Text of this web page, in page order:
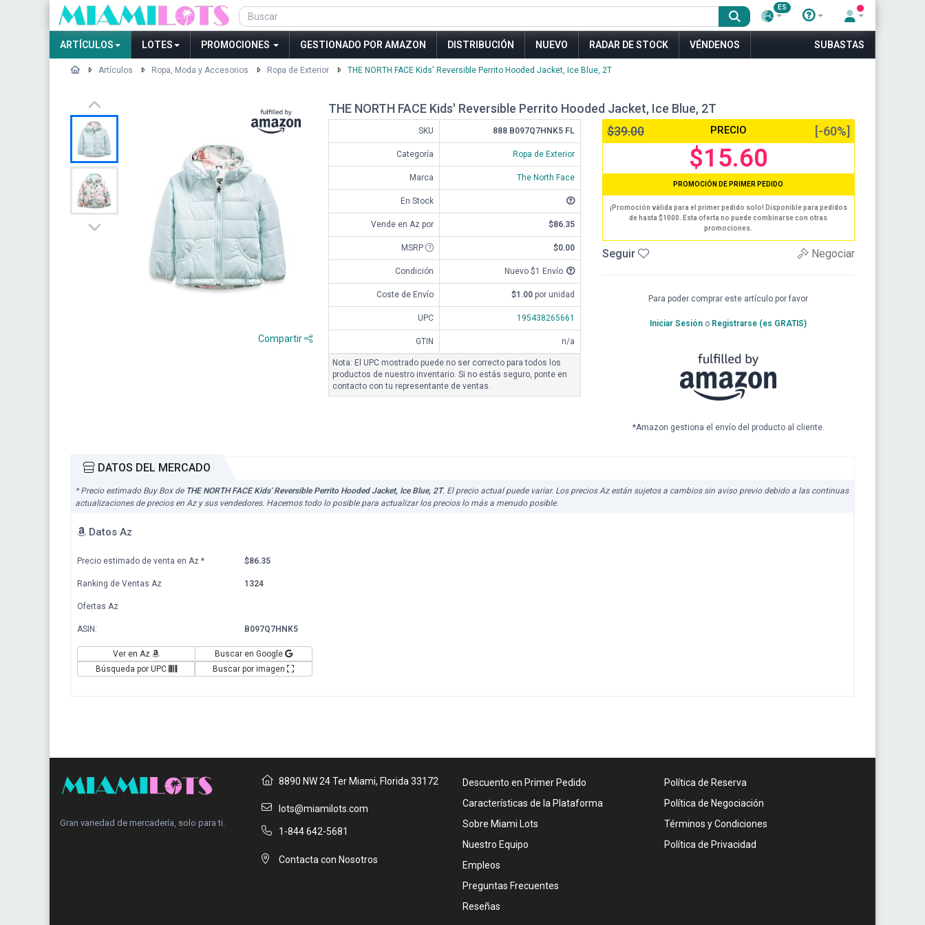
ES
ARTÍCULOS LOTES PROMOCIONES GESTIONADO POR AMAZON DISTRIBUCIÓN NUEVO RADAR DE STOCK VÉNDENOS SUBASTAS
Artículos Ropa, Moda y Accesorios Ropa de Exterior THE NORTH FACE Kids' Reversible Perrito Hooded Jacket, Ice Blue, 2T
Compartir
THE NORTH FACE Kids' Reversible Perrito Hooded Jacket, Ice Blue, 2T
SKU 888 B097Q7HNK5 FL
Categoría Ropa de Exterior
Marca The North Face
En Stock
Vende en Az por $86.35
MSRP $0.00
Condición Nuevo $1 Envío
Coste de Envío $1.00 por unidad
UPC 195438265661
GTIN n/a
Nota: El UPC mostrado puede no ser correcto para todos los
productos de nuestro inventario. Si no estás seguro, ponte en
contacto con tu representante de ventas.
$39.00 PRECIO [-60%]
$15.60
PROMOCIÓN DE PRIMER PEDIDO
¡Promoción válida para el primer pedido solo! Disponible para pedidos
de hasta $1000. Esta oferta no puede combinarse con otras
promociones.
Seguir Negociar
Para poder comprar este artículo por favor
Iniciar Sesión o Registrarse (es GRATIS)
*Amazon gestiona el envío del producto al cliente.
DATOS DEL MERCADO
* Precio estimado Buy Box de THE NORTH FACE Kids' Reversible Perrito Hooded Jacket, Ice Blue, 2T. El precio actual puede variar. Los precios Az están sujetos a cambios sin aviso previo debido a las continuas
actualizaciones de precios en Az y sus vendedores. Hacemos todo lo posible para actualizar los precios lo más a menudo posible.
Datos Az
Precio estimado de venta en Az * $86.35
Ranking de Ventas Az 1324
Ofertas Az
ASIN: B097Q7HNK5
Ver en Az
Buscar en Google
Búsqueda por UPC
Buscar por imagen
Gran variedad de mercadería, solo para ti.
8890 NW 24 Ter Miami, Florida 33172
lots@miamilots.com
1-844 642-5681
Contacta con Nosotros
Descuento en Primer Pedido
Características de la Plataforma
Sobre Miami Lots
Nuestro Equipo
Empleos
Preguntas Frecuentes
Reseñas
Política de Reserva
Política de Negociación
Términos y Condiciones
Política de Privacidad